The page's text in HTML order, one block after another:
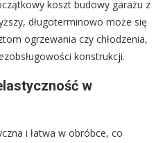
koszt budowy garażu z
długoterminowo może się
ogrzewania czy chłodzenia,
konstrukcji.
w
i łatwa w obróbce, co